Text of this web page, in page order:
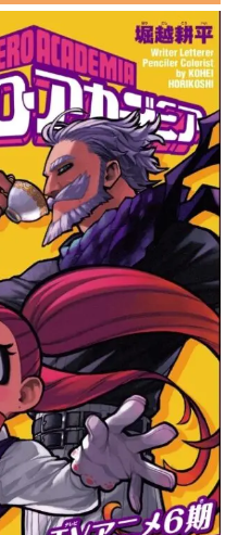
た…」
韓国人「韓国人が日本のラー
メンについて勘違いしているこ
とがこちら…」→「え
っ？？？？？？？？？？」＝韓
国の反応
韓国サッカー協会「現在は不
適切な行為は絶対にない」→韓
国人「一番重要なのは2002年な
のにそこは言及しないんだなｗ
ｗｗ」「責任逃れが本当にひど
い・・・」
韓国人「織田信長の安土城の
復元図と建築技術の高さに韓国
人が衝撃！」→「当時の技術力
に言葉を失う‥」
韓国人「日本の某全国チェー